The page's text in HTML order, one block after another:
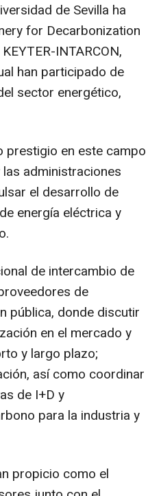
de Sevilla ha
for Decarbonization
INTARCON,
han participado de
sector energético,
prestigio en este campo
administraciones
el desarrollo de
energía eléctrica y
de intercambio de
de
pública, donde discutir
en el mercado y
y largo plazo;
así como coordinar
de I+D y
para la industria y
propicio como el